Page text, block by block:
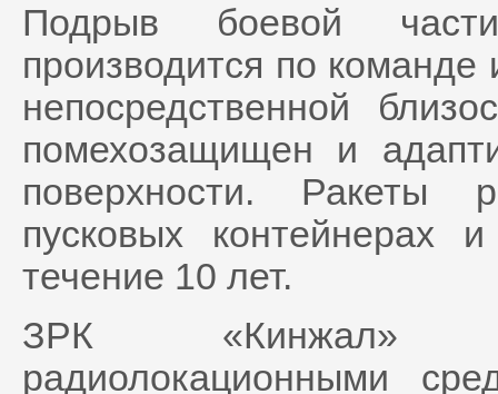
Подрыв боевой части
производится по команде
непосредственной
помехозащищен и
поверхности. Ракеты
пусковых
течение 10 лет.
ЗРК «Кинжал»
радиолокационными